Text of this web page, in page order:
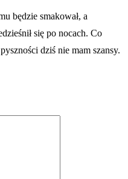
będzie smakował, a
się po nocach. Co
dziś nie mam szansy.